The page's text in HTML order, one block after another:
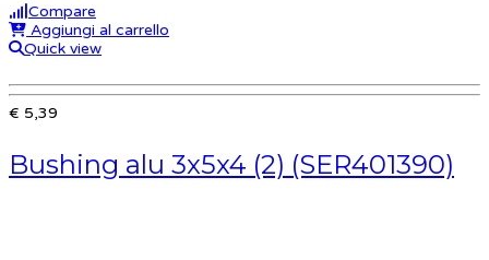
Compare
Aggiungi al carrello
Quick view
€ 5,39
Bushing alu 3x5x4 (2) (SER401390)